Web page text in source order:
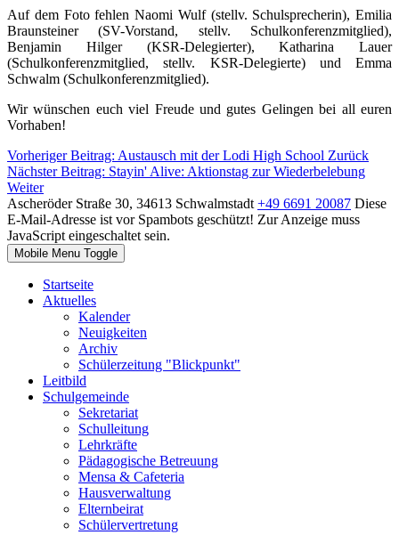
Auf dem Foto fehlen Naomi Wulf (stellv. Schulsprecherin), Emilia
Braunsteiner (SV-Vorstand, stellv. Schulkonferenzmitglied),
Benjamin Hilger (KSR-Delegierter), Katharina Lauer
(Schulkonferenzmitglied, stellv. KSR-Delegierte) und Emma
Schwalm (Schulkonferenzmitglied).
Wir wünschen euch viel Freude und gutes Gelingen bei all euren
Vorhaben!
Vorheriger Beitrag: Austausch mit der Lodi High School Zurück
Nächster Beitrag: Stayin' Alive: Aktionstag zur Wiederbelebung
Weiter
Ascheröder Straße 30, 34613 Schwalmstadt +49 6691 20087 Diese
E-Mail-Adresse ist vor Spambots geschützt! Zur Anzeige muss
JavaScript eingeschaltet sein.
Mobile Menu Toggle
Startseite
Aktuelles
Kalender
Neuigkeiten
Archiv
Schülerzeitung "Blickpunkt"
Leitbild
Schulgemeinde
Sekretariat
Schulleitung
Lehrkräfte
Pädagogische Betreuung
Mensa & Cafeteria
Hausverwaltung
Elternbeirat
Schülervertretung